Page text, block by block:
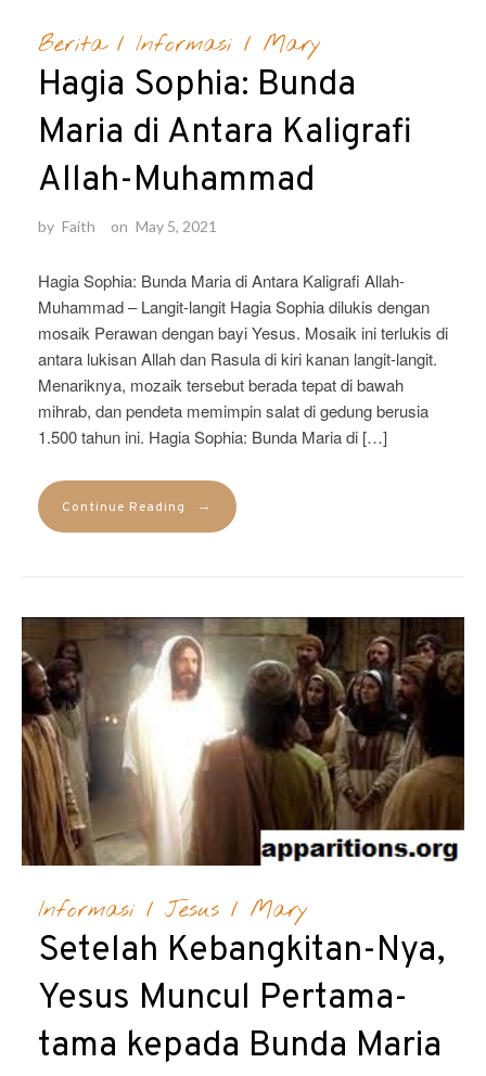
Berita/ Informasi / Mary
Hagia Sophia: Bunda
Maria di Antara Kaligrafi
Allah-Muhammad
by Faith on May 5, 2021
Hagia Sophia: Bunda Maria di Antara Kaligrafi Allah-
Muhammad – Langit-langit Hagia Sophia dilukis dengan
mosaik Perawan dengan bayi Yesus. Mosaik ini terlukis di
antara lukisan Allah dan Rasula di kiri kanan langit-langit.
Menariknya, mozaik tersebut berada tepat di bawah
mihrab, dan pendeta memimpin salat di gedung berusia
1.500 tahun ini. Hagia Sophia: Bunda Maria di […]
Continue Reading →
Informasi / Jesus / Mary
Setelah Kebangkitan-Nya,
Yesus Muncul Pertama-
tama kepada Bunda Maria